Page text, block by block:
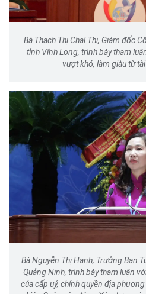
Bà Thạch Thị Chal Thi, Giám đốc
tỉnh Vĩnh Long, trình bày tham
vượt khó, làm giàu từ
Bà Nguyễn Thị Hạnh, Trưởng Ban
Quảng Ninh, trình bày tham luận
của cấp uỷ, chính quyền địa